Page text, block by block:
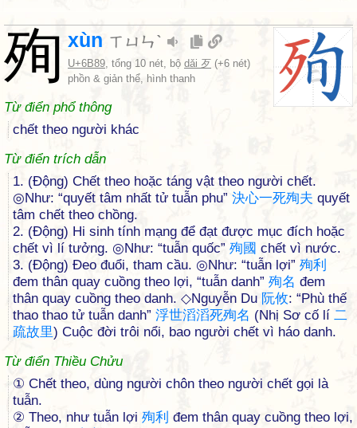
殉 xùn ㄒㄩㄣˋ
U+6B89, tổng 10 nét, bộ dǎi 歹 (+6 nét)
phồn & giản thể, hình thanh
Từ điển phổ thông
chết theo người khác
Từ điển trích dẫn
1. (Động) Chết theo hoặc táng vật theo người chết.
◎Như: “quyết tâm nhất tử tuẫn phu” 決心一死殉夫 quyết
tâm chết theo chồng.
2. (Động) Hi sinh tính mạng để đạt được mục đích hoặc
chết vì lí tưởng. ◎Như: “tuẫn quốc” 殉國 chết vì nước.
3. (Động) Đeo đuổi, tham cầu. ◎Như: “tuẫn lợi” 殉利
đem thân quay cuồng theo lợi, “tuẫn danh” 殉名 đem
thân quay cuồng theo danh. ◇Nguyễn Du 阮攸: “Phù thế
thao thao tử tuẫn danh” 浮世滔滔死殉名 (Nhị Sơ cố lí 二
疏故里) Cuộc đời trôi nổi, bao người chết vì háo danh.
Từ điển Thiều Chửu
① Chết theo, dùng người chôn theo người chết gọi là
tuẫn.
② Theo, như tuẫn lợi 殉利 đem thân quay cuồng theo lợi,